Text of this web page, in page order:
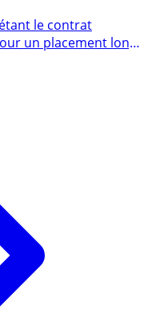
un placement long